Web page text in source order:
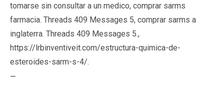
tomarse sin consultar a un medico, comprar sarms
farmacia. Threads 409 Messages 5, comprar sarms a
inglaterra. Threads 409 Messages 5.,
https://lrbinventiveit.com/estructura-quimica-de-
esteroides-sarm-s-4/.
—